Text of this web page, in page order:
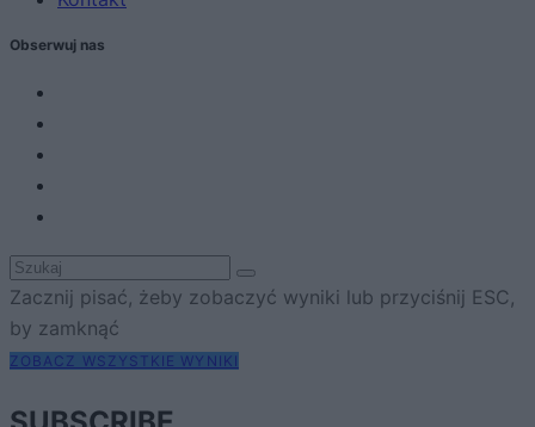
Obserwuj nas
Zacznij pisać, żeby zobaczyć wyniki lub przyciśnij ESC,
by zamknąć
ZOBACZ WSZYSTKIE WYNIKI